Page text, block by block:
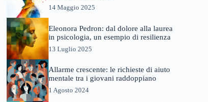
14 Maggio 2025
Eleonora Pedron: dal dolore alla laurea
in psicologia, un esempio di resilienza
13 Luglio 2025
Allarme crescente: le richieste di aiuto
mentale tra i giovani raddoppiano
1 Agosto 2024